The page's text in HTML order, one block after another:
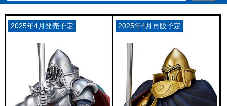
2025年4月発売予定 2025年4月再販予定